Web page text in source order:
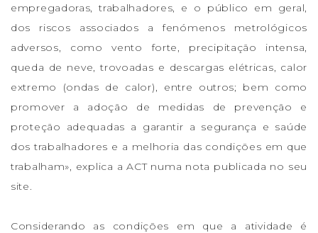
empregadoras, trabalhadores, e o público em geral,
dos riscos associados a fenómenos metrológicos
adversos, como vento forte, precipitação intensa,
queda de neve, trovoadas e descargas elétricas, calor
extremo (ondas de calor), entre outros; bem como
promover a adoção de medidas de prevenção e
proteção adequadas a garantir a segurança e saúde
dos trabalhadores e a melhoria das condições em que
trabalham», explica a ACT numa nota publicada no seu
site.
Considerando as condições em que a atividade é